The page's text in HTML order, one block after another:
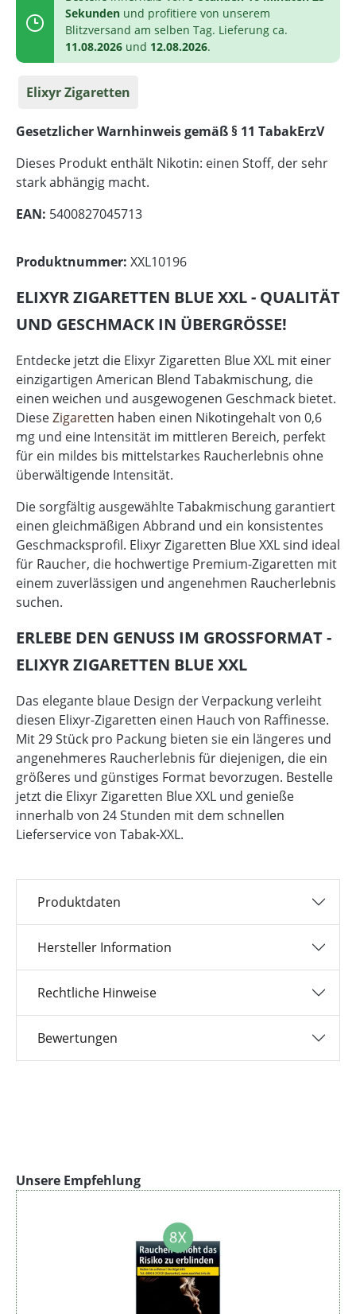
Sekunden und profitiere von unserem
Blitzversand am selben Tag. Lieferung ca.
11.08.2026 und 12.08.2026.
Elixyr Zigaretten
Gesetzlicher Warnhinweis gemäß § 11 TabakErzV
Dieses Produkt enthält Nikotin: einen Stoff, der sehr
stark abhängig macht.
EAN: 5400827045713
Produktnummer: XXL10196
ELIXYR ZIGARETTEN BLUE XXL - QUALITÄT
UND GESCHMACK IN ÜBERGRÖSSE!
Entdecke jetzt die Elixyr Zigaretten Blue XXL mit einer
einzigartigen American Blend Tabakmischung, die
einen weichen und ausgewogenen Geschmack bietet.
DieseZigaretten haben einen Nikotingehalt von 0,6
mg und eine Intensität im mittleren Bereich, perfekt
für ein mildes bis mittelstarkes Raucherlebnis ohne
überwältigende Intensität.
Die sorgfältig ausgewählte Tabakmischung garantiert
einen gleichmäßigen Abbrand und ein konsistentes
Geschmacksprofil. Elixyr Zigaretten Blue XXL sind ideal
für Raucher, die hochwertige Premium-Zigaretten mit
einem zuverlässigen und angenehmen Raucherlebnis
suchen.
ERLEBE DEN GENUSS IM GROSSFORMAT - E
LIXYR ZIGARETTEN BLUE XXL
Das elegante blaue Design der Verpackung verleiht
diesen Elixyr-Zigaretten einen Hauch von Raffinesse.
Mit 29 Stück pro Packung bieten sie ein längeres und
angenehmeres Raucherlebnis für diejenigen, die ein
größeres und günstiges Format bevorzugen. Bestelle
jetzt die Elixyr Zigaretten Blue XXL und genieße
innerhalb von 24 Stunden mit dem schnellen
Lieferservice von Tabak-XXL.
Produktdaten
Hersteller Information
Rechtliche Hinweise
Bewertungen
Produktgalerie überspringen
Unsere Empfehlung